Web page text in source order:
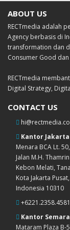
ABOUT US
RECTmedia adalah
Agency berbasis di
transformation dan
Consumer Good dan
RECTmedia
Digital Strategy,
CONTACT US
Kantor Jakarta
Menara BCA Lt. 50,
Jalan M.H.
Kebon Melati,
Kota Jakarta
Indonesia 10310
+6221.2358.4581
Kantor
Mataram Plaza B-